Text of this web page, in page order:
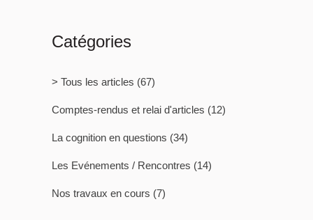
Catégories
> Tous les articles (67)
Comptes-rendus et relai d'articles (12)
La cognition en questions (34)
Les Evénements / Rencontres (14)
Nos travaux en cours (7)